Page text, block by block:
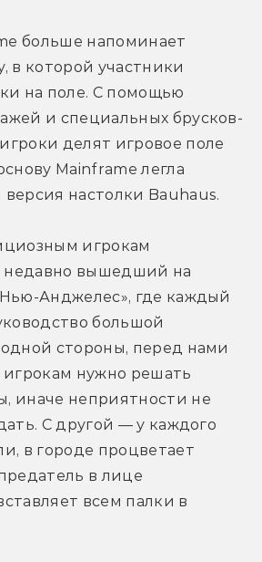
больше напоминает
в которой участники
на поле. С помощью
и специальных брусков-
делят игровое поле
Mainframe легла
версия настолки Bauhaus.
игрокам
недавно вышедший на
Анджелес», где каждый
большой
стороны, перед нами
игрокам нужно решать
иначе неприятности не
С другой — у каждого
в городе процветает
в лице
всем палки в